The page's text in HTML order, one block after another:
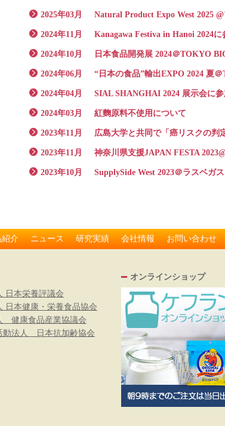
2025年03月 Natural Product Expo West 2025
2024年11月 Kanagawa Festiva in Hanoi 2024に
2024年10月 日本食品開発展 2024＠TOKYO
2024年06月 “日本の食品”輸出EXPO 2024 夏
2024年04月 SIAL SHANGHAI 2024 展示会に参
2024年03月 紅麴原料不使用について
2023年11月 広島大学と共同で「癌リスクの判
2023年11月 神奈川県支援JAPAN FESTA
2023年10月 SupplySide West 2023＠ラスベガ
紹介 ニュース 研究実績 会社情報 お問い合わせ
日本栄養評議会
日本健康・栄養食品協会
健康食品産業協議会
動法人 日本抗加齢協会
オンラインショップ